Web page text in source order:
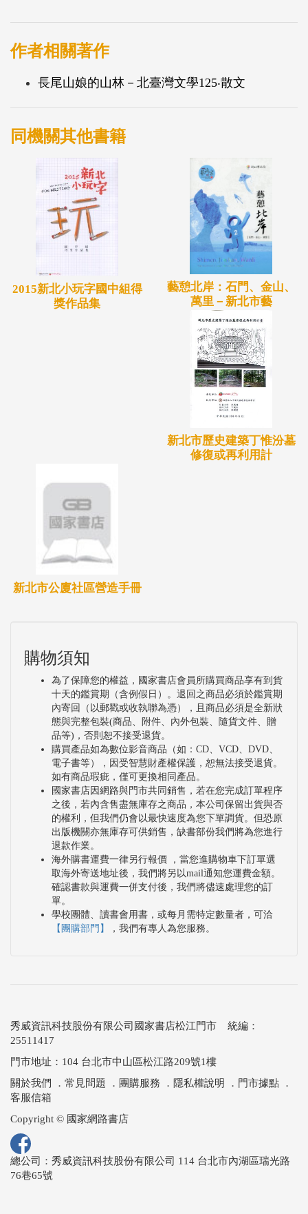
作者相關著作
長尾山娘的山林－北臺灣文學125‧散文
同機關其他書籍
2015新北小玩字國中組得
獎作品集
藝憩北岸：石門、金山、
萬里－新北市藝
新北市歷史建築丁惟汾墓
修復或再利用計
新北市公廈社區營造手冊
購物須知
為了保障您的權益，國家書店會員所購買商品享有到貨
十天的鑑賞期（含例假日）。退回之商品必須於鑑賞期
內寄回（以郵戳或收執聯為憑），且商品必須是全新狀
態與完整包裝(商品、附件、內外包裝、隨貨文件、贈
品等)，否則恕不接受退貨。
購買產品如為數位影音商品（如：CD、VCD、DVD、
電子書等），因受智慧財產權保護，恕無法接受退貨。
如有商品瑕疵，僅可更換相同產品。
國家書店因網路與門市共同銷售，若在您完成訂單程序
之後，若內含售盡無庫存之商品，本公司保留出貨與否
的權利，但我們仍會以最快速度為您下單調貨。但恐原
出版機關亦無庫存可供銷售，缺書部份我們將為您進行
退款作業。
海外購書運費一律另行報價 ，當您進購物車下訂單選
取海外寄送地址後，我們將另以mail通知您運費金額。
確認書款與運費一併支付後，我們將儘速處理您的訂
單。
學校團體、讀書會用書，或每月需特定數量者，可洽
【團購部門】
，我們有專人為您服務。
秀威資訊科技股份有限公司國家書店松江門市 統編：
25511417
門市地址：104 台北市中山區松江路209號1樓
關於我們
． 常見問題 ． 團購服務 ． 隱私權說明 ． 門市據點 ．
客服信箱
Copyright © 國家網路書店
總公司：秀威資訊科技股份有限公司 114 台北市內湖區瑞光路
76巷65號